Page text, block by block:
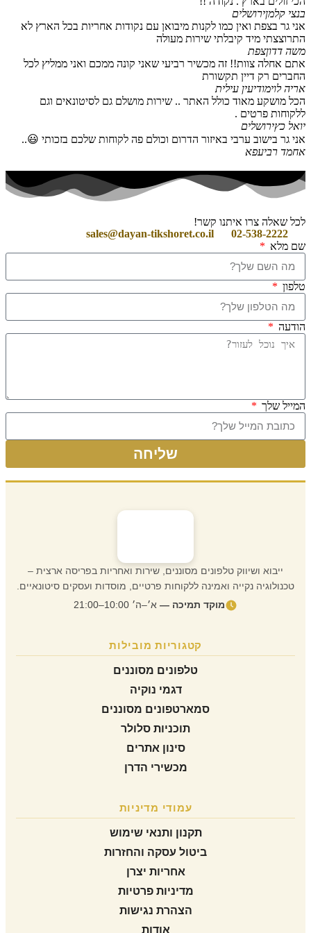
בנצי קלמןירושלים
אני גר בצפת ואין כמו לקנות מיבואן עם נקודות אחריות בכל הארץ לא
התרוצצתי מיד קיבלתי שירות מעולה
משה דדוןצפת
אתם אחלה צוות!! זה מכשיר רביעי שאני קונה ממכם ואני ממליץ לכל
החברים רק דיין תקשורת
אריה לוימודיעין עילית
הכל מושקע מאוד כולל האתר .. שירות מושלם גם לסיטונאים וגם
ללקוחות פרטים .
יואל כץירושלים
אני גר בישוב ערבי באיזור הדרום וכולם פה לקוחות שלכם בזכותי 😃..
אחמד רביעפא
לכל שאלה צרו איתנו קשר!
02-538-2222
sales@dayan-tikshoret.co.il
שם מלא
טלפון
הודעה
המייל שלך
שליחה
ייבוא ושיווק טלפונים מסוננים, שירות ואחריות בפריסה ארצית –
טכנולוגיה נקייה ואמינה ללקוחות פרטיים, מוסדות ועסקים סיטונאיים.
מוקד תמיכה — א׳–ה׳ 10:00–21:00
קטגוריות מובילות
טלפונים מסוננים
דגמי נוקיה
סמארטפונים מסוננים
תוכניות סלולר
סינון אתרים
מכשירי הדרן
עמודי מדיניות
תקנון ותנאי שימוש
ביטול עסקה והחזרות
אחריות יצרן
מדיניות פרטיות
הצהרת נגישות
אודות